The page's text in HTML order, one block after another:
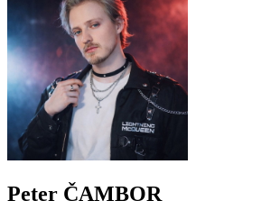
Peter ČAMBOR